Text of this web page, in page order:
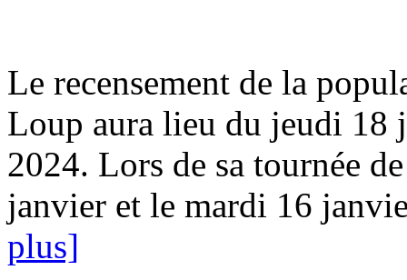
Le recensement de la
Loup aura lieu du jeudi 18
2024. Lors de sa tournée
janvier et le mardi 16
plus]